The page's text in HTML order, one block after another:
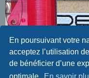
En poursuivant votre
acceptez l’utilisation
de bénéficier d’une